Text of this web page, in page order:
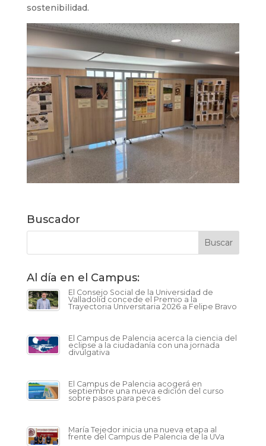
sostenibilidad.
Buscador
Al día en el Campus:
El Consejo Social de la Universidad de
Valladolid concede el Premio a la
Trayectoria Universitaria 2026 a Felipe Bravo
El Campus de Palencia acerca la ciencia del
eclipse a la ciudadanía con una jornada
divulgativa
El Campus de Palencia acogerá en
septiembre una nueva edición del curso
sobre pasos para peces
María Tejedor inicia una nueva etapa al
frente del Campus de Palencia de la UVa